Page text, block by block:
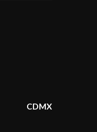
CDMX